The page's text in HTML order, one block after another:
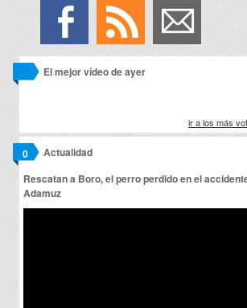
El mejor vídeo de ayer
ir a los más
Actualidad
0
Rescatan a Boro, el perro perdido en el
Adamuz